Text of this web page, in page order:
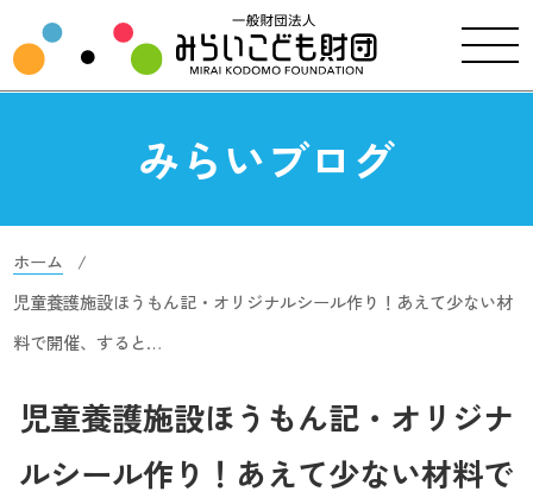
みらいブログ
ホーム
児童養護施設ほうもん記・オリジナルシール作り！あえて少ない材
料で開催、すると…
児童養護施設ほうもん記・オリジナ
ルシール作り！あえて少ない材料で